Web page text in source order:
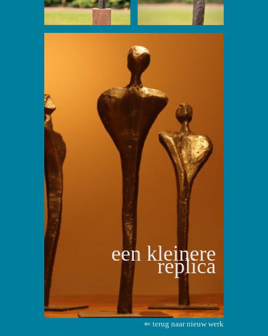
een kleinere
replica
⇐ terug naar nieuw werk